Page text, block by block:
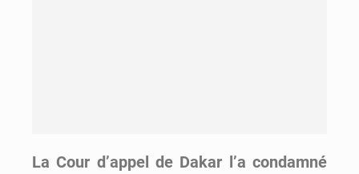
La Cour d’appel de Dakar l’a condamné